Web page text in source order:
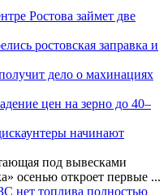
Ростова займет две
ростовская заправка и
дело о махинациях
цен на зерно до 40–
начинают
под вывесками
осенью откроет первые ...
нет топлива полностью